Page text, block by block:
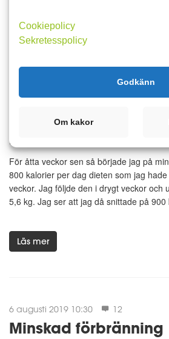
Läs mer
Äntligen rör sig
resultat efter åtta
För åtta veckor sen så började jag på
800 kalorier per dag dieten som jag
veckor. Jag följde den i drygt veckor och
5,6 kg. Jag ser att jag då snittade på 900
Läs mer
6 augusti 2019 10:30 12
Minskad förbränning
Cookiepolicy
Sekretesspolicy
Godkänn
Om kakor